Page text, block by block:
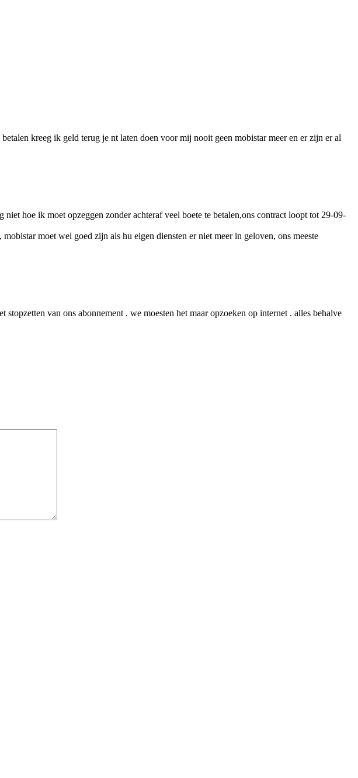
kreeg ik geld terug je nt laten doen voor mij nooit geen mobistar meer en er zijn er al
hoe ik moet opzeggen zonder achteraf veel boete te betalen,ons contract loopt tot 29-09-
moet wel goed zijn als hu eigen diensten er niet meer in geloven, ons meeste
van ons abonnement . we moesten het maar opzoeken op internet . alles behalve